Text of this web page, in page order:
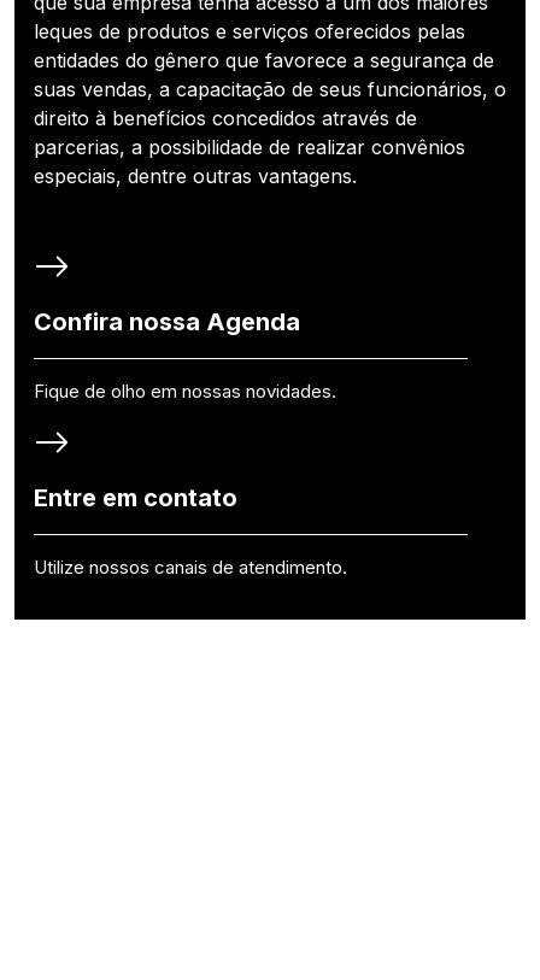
leques de produtos e serviços oferecidos pelas
entidades do gênero que favorece a segurança de
suas vendas, a capacitação de seus funcionários, o
direito à benefícios concedidos através de
parcerias, a possibilidade de realizar convênios
especiais, dentre outras vantagens.
Confira nossa Agenda
Fique de olho em nossas novidades.
Entre em contato
Utilize nossos canais de atendimento.